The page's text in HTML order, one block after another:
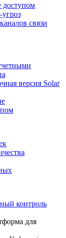
доступом
связи
версия Solar
контроль
для